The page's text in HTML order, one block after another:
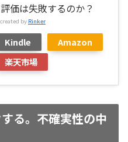
価は失敗するのか？
created by Rinker
Kindle
Amazon
楽天市場
る。不確実性の中